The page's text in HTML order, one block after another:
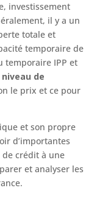
investissement
il y a un
totale et
temporaire de
temporaire IPP et
niveau de
le prix et ce pour
et son propre
d’importantes
de crédit à une
et analyser les